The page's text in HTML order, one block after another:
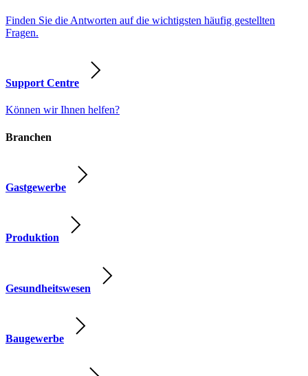
Finden Sie die Antworten auf die wichtigsten häufig gestellten
Fragen.
Support Centre
Können wir Ihnen helfen?
Branchen
Gastgewerbe
Produktion
Gesundheitswesen
Baugewerbe